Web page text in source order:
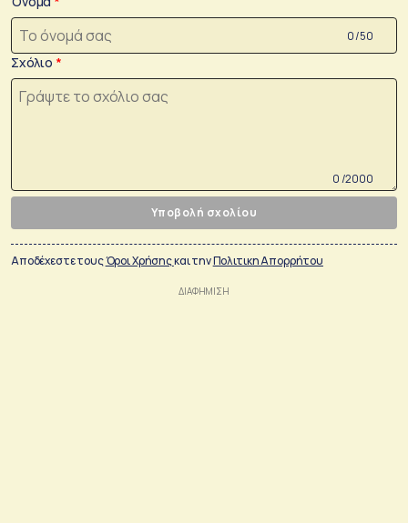
0 /50
Σχόλιο
0 /2000
Υποβολή σχολίου
Αποδέχεστε τουςΌροι Χρήσηςκαι τηνΠολιτικη Απορρήτου